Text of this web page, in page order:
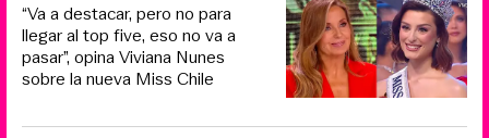
“Va a destacar, pero no para
llegar al top five, eso no va a
pasar”, opina Viviana Nunes
sobre la nueva Miss Chile